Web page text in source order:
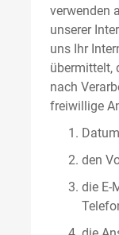
verwenden
unserer
uns Ihr
übermittelt,
nach
freiwillige
den
die E-